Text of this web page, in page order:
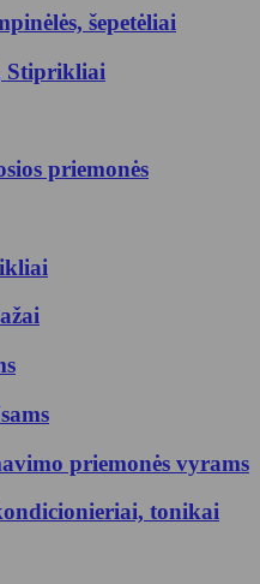
šepetėliai
Stiprikliai
priemonės
priemonės vyrams
tonikai